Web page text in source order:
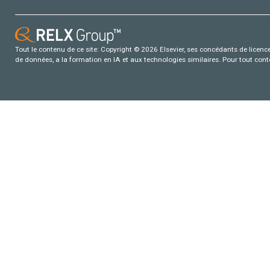
Tout le contenu de ce site: Copyright © 2026 Elsevier, ses concédants de
de données, a la formation en IA et aux technologies similaires. Pour tout